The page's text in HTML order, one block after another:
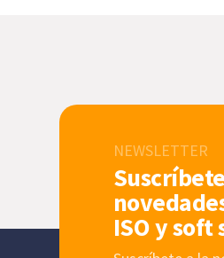
NEWSLETTER
ISO y soft